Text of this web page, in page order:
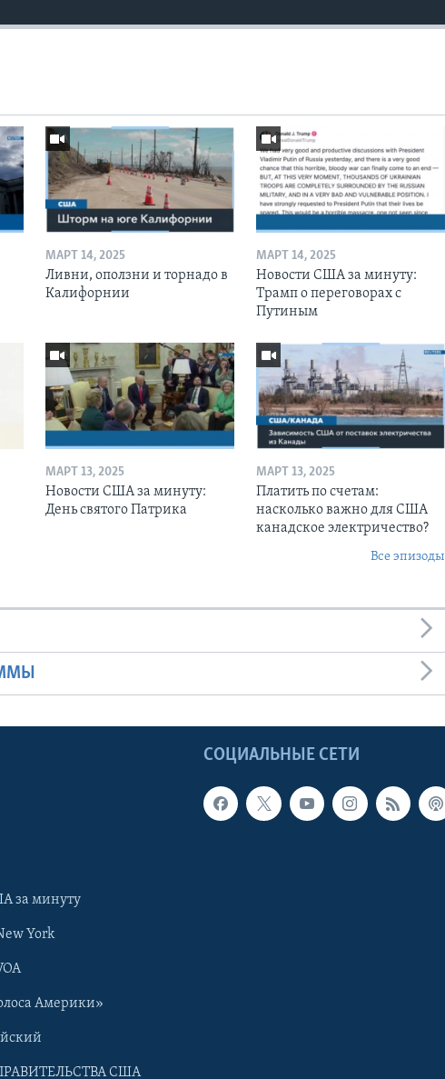
МАРТ 14, 2025
Ливни, оползни и торнадо в
Калифорнии
МАРТ 14, 2025
Новости США за минуту:
Трамп о переговорах с
Путиным
МАРТ 13, 2025
Новости США за минуту:
День святого Патрика
МАРТ 13, 2025
Платить по счетам:
насколько важно для США
канадское электричество?
Все эпизоды
СОЦИАЛЬНЫЕ СЕТИ
за минуту
York
Америки»
США